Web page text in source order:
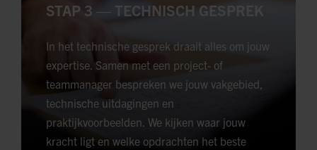
STAP 3 — TECHNISCH GESPREK
In het technische gesprek draait alles om jouw
expertise. Samen met een project- of
teammanager bespreken we jouw vakgebied,
technische uitdagingen en
praktijkvoorbeelden. We kijken waar jouw
kracht ligt en welke opdrachten het beste